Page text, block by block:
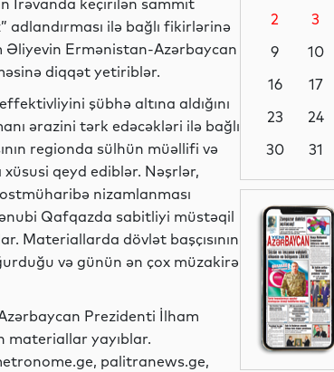
İrəvanda keçirilən sammit
ilə bağlı fikirlərinə
Əliyevin Ermənistan-Azərbaycan
diqqət yetiriblər.
şübhə altına aldığını
ərazini tərk edəcəkləri ilə bağlı
regionda sülhün müəllifi və
xüsusi qeyd ediblər. Nəşrlər,
nizamlanması
Qafqazda sabitliyi müstəqil
Materiallarda dövlət başçısının
və günün ən çox müzakirə
Prezidenti İlham
materiallar yayıblar.
palitranews.ge,
Dünya
Siyasət
Siyasət
Dünya
2
3
9
10
16
17
23
24
30
31